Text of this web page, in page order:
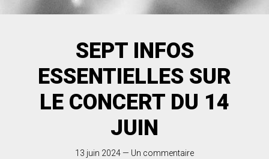
SEPT INFOS
ESSENTIELLES SUR
LE CONCERT DU 14
JUIN
13 juin 2024— Un commentaire